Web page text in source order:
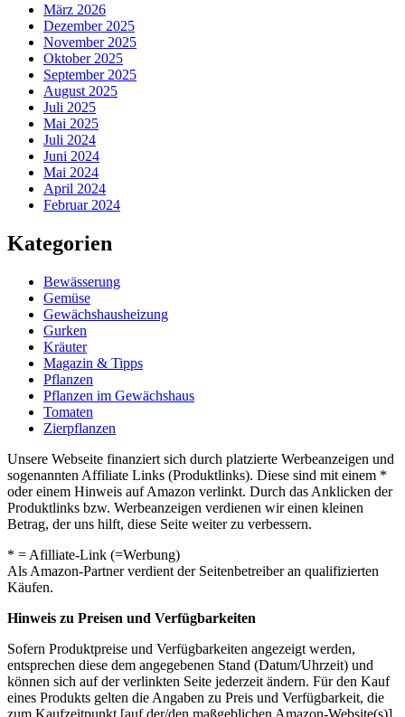
März 2026
Dezember 2025
November 2025
Oktober 2025
September 2025
August 2025
Juli 2025
Mai 2025
Juli 2024
Juni 2024
Mai 2024
April 2024
Februar 2024
Kategorien
Bewässerung
Gemüse
Gewächshausheizung
Gurken
Kräuter
Magazin & Tipps
Pflanzen
Pflanzen im Gewächshaus
Tomaten
Zierpflanzen
Unsere Webseite finanziert sich durch platzierte Werbeanzeigen und
sogenannten Affiliate Links (Produktlinks). Diese sind mit einem *
oder einem Hinweis auf Amazon verlinkt. Durch das Anklicken der
Produktlinks bzw. Werbeanzeigen verdienen wir einen kleinen
Betrag, der uns hilft, diese Seite weiter zu verbessern.
* = Afilliate-Link (=Werbung)
Als Amazon-Partner verdient der Seitenbetreiber an qualifizierten
Käufen.
Hinweis zu Preisen und Verfügbarkeiten
Sofern Produktpreise und Verfügbarkeiten angezeigt werden,
entsprechen diese dem angegebenen Stand (Datum/Uhrzeit) und
können sich auf der verlinkten Seite jederzeit ändern. Für den Kauf
eines Produkts gelten die Angaben zu Preis und Verfügbarkeit, die
zum Kaufzeitpunkt [auf der/den maßgeblichen Amazon-Website(s)]